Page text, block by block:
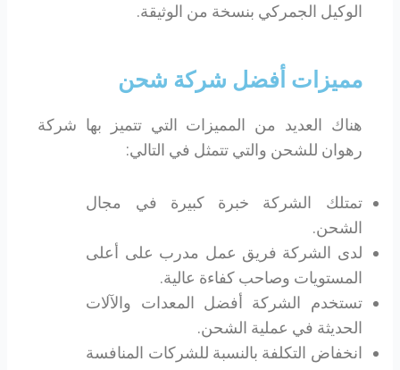
الوكيل الجمركي بنسخة من الوثيقة.
مميزات أفضل شركة شحن
هناك العديد من المميزات التي تتميز بها شركة
رهوان للشحن والتي تتمثل في التالي:
تمتلك الشركة خبرة كبيرة في مجال
الشحن.
لدى الشركة فريق عمل مدرب على أعلى
المستويات وصاحب كفاءة عالية.
تستخدم الشركة أفضل المعدات والآلات
الحديثة في عملية الشحن.
انخفاض التكلفة بالنسبة للشركات المنافسة